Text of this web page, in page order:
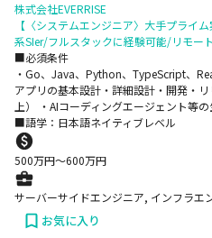
株式会社EVERRISE
【〈システムエンジニア〉大手プライ
系SIer/フルスタックに経験可能/リモート
■必須条件
・Go、Java、Python、TypeScript、
アプリの基本設計・詳細設計・開発・
上） ・AIコーディングエージェント等
■語学：日本語ネイティブレベル
500万円〜600万円
サーバーサイドエンジニア, インフラエ
お気に入り